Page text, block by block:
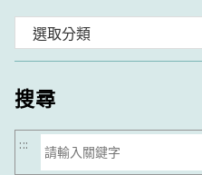
類
搜尋
搜
:::